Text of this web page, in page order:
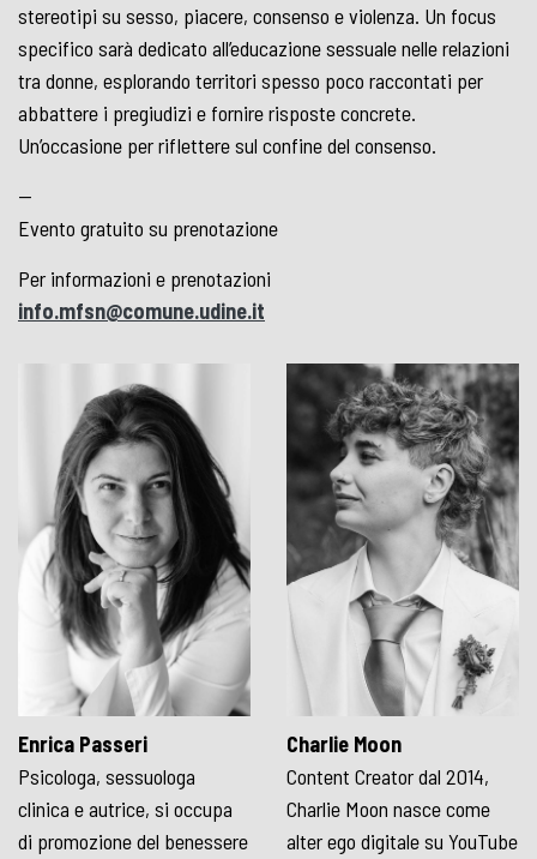
stereotipi su sesso, piacere, consenso e violenza. Un focus
specifico sarà dedicato all’educazione sessuale nelle relazioni
tra donne, esplorando territori spesso poco raccontati per
abbattere i pregiudizi e fornire risposte concrete.
Un’occasione per riflettere sul confine del consenso.
—
Evento gratuito su prenotazione
Per informazioni e prenotazioni
info.mfsn@comune.udine.it
Enrica Passeri
Psicologa, sessuologa
clinica e autrice, si occupa
di promozione del benessere
Charlie Moon
Content Creator dal 2014,
Charlie Moon nasce come
alter ego digitale su YouTube